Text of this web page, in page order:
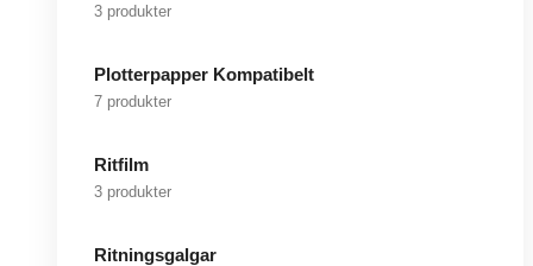
3 produkter
Plotterpapper Kompatibelt
7 produkter
Ritfilm
3 produkter
Ritningsgalgar